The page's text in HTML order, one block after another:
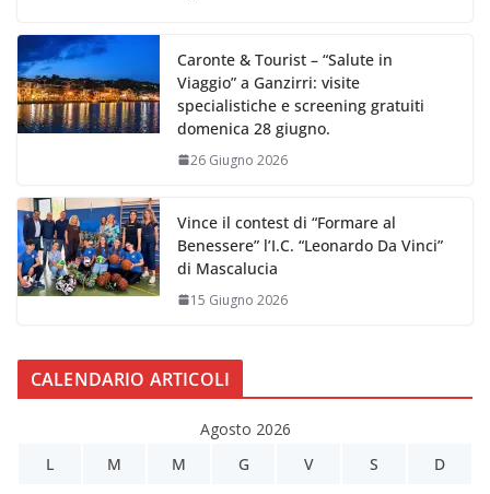
Caronte & Tourist – “Salute in
Viaggio” a Ganzirri: visite
specialistiche e screening gratuiti
domenica 28 giugno.
26 Giugno 2026
Vince il contest di “Formare al
Benessere” l’I.C. “Leonardo Da Vinci”
di Mascalucia
15 Giugno 2026
CALENDARIO ARTICOLI
Agosto 2026
L
M M G V S D